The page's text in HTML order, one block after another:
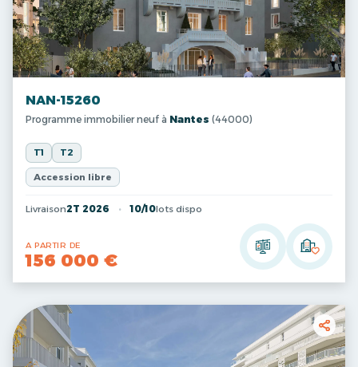
NAN-15260
Programme immobilier neuf à Nantes (44000)
T1 T2
Accession libre
Livraison2T 2026 10/10lots dispo
A PARTIR DE
156 000 €